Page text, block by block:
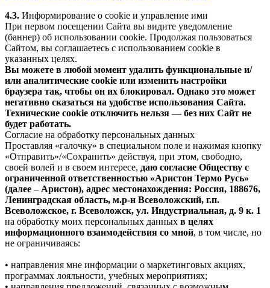
4.3. Информирование о cookie и управление ими
При первом посещении Сайта вы видите уведомление
(баннер) об использовании cookie. Продолжая пользоваться
Сайтом, вы соглашаетесь с использованием cookie в
указанных целях.
Вы можете в любой момент удалить функциональные и/
или аналитические cookie или изменить настройки
браузера так, чтобы он их блокировал. Однако это может
негативно сказаться на удобстве использования Сайта.
Технические cookie отключить нельзя — без них Сайт не
будет работать.
Согласие на обработку персональных данных
Проставляя «галочку» в специальном поле и нажимая кнопку
«Отправить»/«Сохранить» действуя, при этом, свободно,
своей волей и в своем интересе, даю согласие Обществу с
ограниченной ответственностью «Аристон Термо Русь»
(далее – Аристон), адрес местонахождения: Россия, 188676,
Ленинградская область, м.р-н Всеволожский, г.п.
Всеволожское, г. Всеволожск, ул. Индустриальная, д. 9 к. 1
на обработку моих персональных данных в целях
информационного взаимодействия со мной, в том числе, но
не ограничиваясь:
• направления мне информации о маркетинговых акциях,
программах лояльности, учебных мероприятиях;